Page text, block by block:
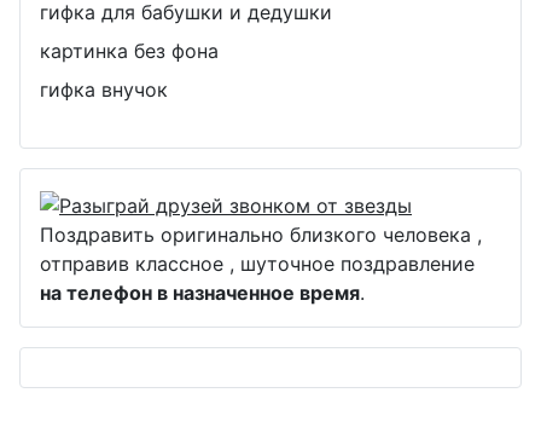
гифка для бабушки и дедушки
картинка без фона
гифка внучок
Поздравить оригинально близкого человека ,
отправив классное , шуточное поздравление
на телефон в назначенное время.